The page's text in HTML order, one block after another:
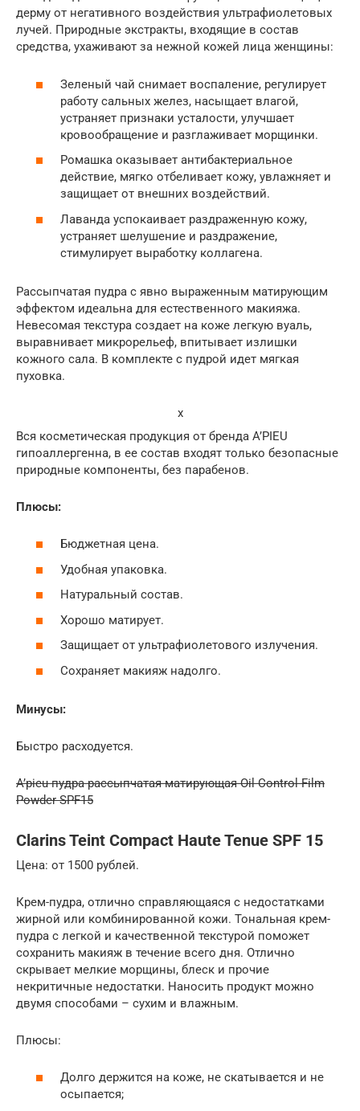
дерму от негативного воздействия ультрафиолетовых
лучей. Природные экстракты, входящие в состав
средства, ухаживают за нежной кожей лица женщины:
Зеленый чай снимает воспаление, регулирует
работу сальных желез, насыщает влагой,
устраняет признаки усталости, улучшает
кровообращение и разглаживает морщинки.
Ромашка оказывает антибактериальное
действие, мягко отбеливает кожу, увлажняет и
защищает от внешних воздействий.
Лаванда успокаивает раздраженную кожу,
устраняет шелушение и раздражение,
стимулирует выработку коллагена.
Рассыпчатая пудра с явно выраженным матирующим
эффектом идеальна для естественного макияжа.
Невесомая текстура создает на коже легкую вуаль,
выравнивает микрорельеф, впитывает излишки
кожного сала. В комплекте с пудрой идет мягкая
пуховка.
x
Вся косметическая продукция от бренда A’PIEU
гипоаллергенна, в ее состав входят только безопасные
природные компоненты, без парабенов.
Плюсы:
Бюджетная цена.
Удобная упаковка.
Натуральный состав.
Хорошо матирует.
Защищает от ультрафиолетового излучения.
Сохраняет макияж надолго.
Минусы:
Быстро расходуется.
A’pieu пудра рассыпчатая матирующая Oil Control Film
Powder SPF15
Clarins Teint Compact Haute Tenue SPF 15
Цена: от 1500 рублей.
Крем-пудра, отлично справляющаяся с недостатками
жирной или комбинированной кожи. Тональная крем-
пудра с легкой и качественной текстурой поможет
сохранить макияж в течение всего дня. Отлично
скрывает мелкие морщины, блеск и прочие
некритичные недостатки. Наносить продукт можно
двумя способами – сухим и влажным.
Плюсы:
Долго держится на коже, не скатывается и не
осыпается;